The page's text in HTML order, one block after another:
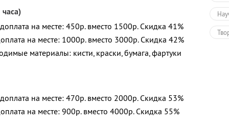
на месте: 450р. вместо 1500р. Скидка 41%
на месте: 1000р. вместо 3000р. Скидка 42%
материалы: кисти, краски, бумага, фартуки
на месте: 470р. вместо 2000р. Скидка 53%
на месте: 900р. вместо 4000р. Скидка 55%